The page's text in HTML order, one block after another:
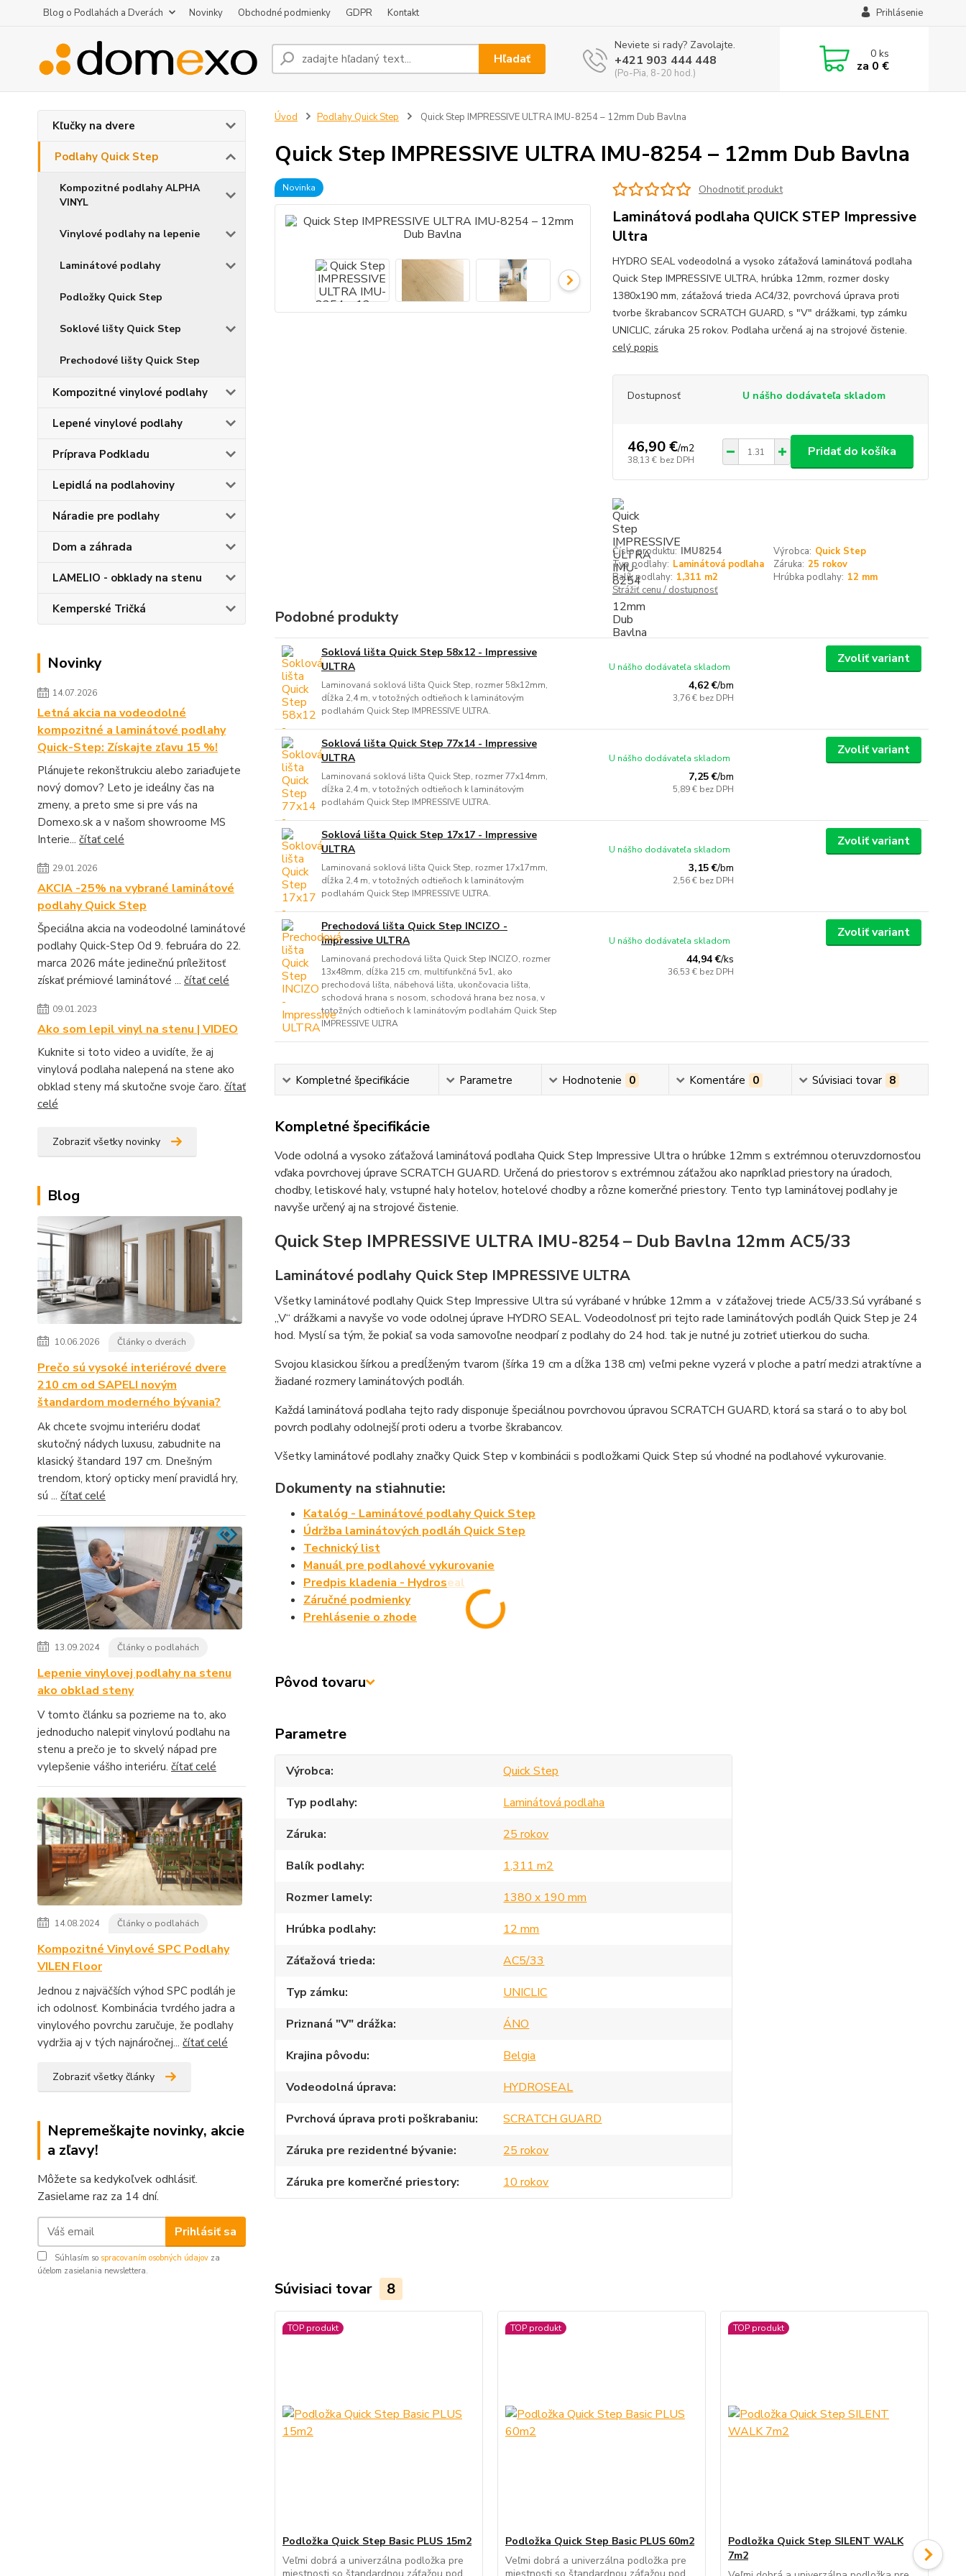
Blog o Podlahách a Dverách Novinky Obchodné podmienky GDPR Kontakt Prihlásenie
Hľadať
Neviete si rady? Zavolajte.
+421 903 444 448
(Po-Pia, 8-20 hod.)
0ks
za 0 €
Kľučky na dvere
Podlahy Quick Step
Kompozitné podlahy ALPHA
VINYL
Vinylové podlahy na lepenie
Laminátové podlahy
Podložky Quick Step
Soklové lišty Quick Step
Prechodové lišty Quick Step
Kompozitné vinylové podlahy
Lepené vinylové podlahy
Príprava Podkladu
Lepidlá na podlahoviny
Náradie pre podlahy
Dom a záhrada
LAMELIO - obklady na stenu
Kemperské Tričká
Novinky
14.07.2026
Letná akcia na vodeodolné
kompozitné a laminátové podlahy
Quick-Step: Získajte zľavu 15 %!
Plánujete rekonštrukciu alebo zariaďujete
nový domov? Leto je ideálny čas na
zmeny, a preto sme si pre vás na
Domexo.sk a v našom showroome MS
Interie... čítať celé
29.01.2026
AKCIA -25% na vybrané laminátové
podlahy Quick Step
Špeciálna akcia na vodeodolné laminátové
podlahy Quick-Step Od 9. februára do 22.
marca 2026 máte jedinečnú príležitosť
získať prémiové laminátové ... čítať celé
09.01.2023
Ako som lepil vinyl na stenu | VIDEO
Kuknite si toto video a uvidíte, že aj
vinylová podlaha nalepená na stene ako
obklad steny má skutočne svoje čaro. čítať
celé
Zobraziť všetky novinky
Blog
10.06.2026 Články o dverách
Prečo sú vysoké interiérové dvere
210 cm od SAPELI novým
štandardom moderného bývania?
Ak chcete svojmu interiéru dodať
skutočný nádych luxusu, zabudnite na
klasický štandard 197 cm. Dnešným
trendom, ktorý opticky mení pravidlá hry,
sú ... čítať celé
13.09.2024 Články o podlahách
Lepenie vinylovej podlahy na stenu
ako obklad steny
V tomto článku sa pozrieme na to, ako
jednoducho nalepiť vinylovú podlahu na
stenu a prečo je to skvelý nápad pre
vylepšenie vášho interiéru. čítať celé
14.08.2024 Články o podlahách
Kompozitné Vinylové SPC Podlahy
VILEN Floor
Jednou z najväčších výhod SPC podláh je
ich odolnosť. Kombinácia tvrdého jadra a
vinylového povrchu zaručuje, že podlahy
vydržia aj v tých najnáročnej... čítať celé
Zobraziť všetky články
Nepremeškajte novinky, akcie
a zľavy!
Môžete sa kedykoľvek odhlásiť.
Zasielame raz za 14 dní.
Prihlásiť sa
Súhlasím so spracovaním osobných údajov za
účelom zasielania newslettera.
Úvod Podlahy Quick Step Quick Step IMPRESSIVE ULTRA IMU-8254 – 12mm Dub Bavlna
Quick Step IMPRESSIVE ULTRA IMU-8254 – 12mm Dub Bavlna
Novinka Ohodnotiť produkt
Laminátová podlaha QUICK STEP Impressive
Ultra
HYDRO SEAL vodeodolná a vysoko záťažová laminátová podlaha
Quick Step IMPRESSIVE ULTRA, hrúbka 12mm, rozmer dosky
1380x190 mm, záťažová trieda AC4/32, povrchová úprava proti
tvorbe škrabancov SCRATCH GUARD, s "V" drážkami, typ zámku
UNICLIC, záruka 25 rokov. Podlaha určená aj na strojové čistenie.
celý popis
Dostupnosť U nášho dodávateľa skladom
46,90 €/m2
38,13 € bez DPH
Pridať do košíka
Číslo produktu: IMU8254 Výrobca: Quick Step
Typ podlahy: Laminátová podlaha Záruka: 25 rokov
Balík podlahy: 1,311 m2 Hrúbka podlahy: 12 mm
Strážiť cenu / dostupnosť
Podobné produkty
Soklová lišta Quick Step 58x12 - Impressive
ULTRA
Laminovaná soklová lišta Quick Step, rozmer 58x12mm,
dĺžka 2,4 m, v totožných odtieňoch k laminátovým
podlahám Quick Step IMPRESSIVE ULTRA.
4,62 €/bm
3,76 € bez DPH
U nášho dodávateľa skladom
Zvoliť variant
Soklová lišta Quick Step 77x14 - Impressive
ULTRA
Laminovaná soklová lišta Quick Step, rozmer 77x14mm,
dĺžka 2,4 m, v totožných odtieňoch k laminátovým
podlahám Quick Step IMPRESSIVE ULTRA.
7,25 €/bm
5,89 € bez DPH
U nášho dodávateľa skladom
Zvoliť variant
Soklová lišta Quick Step 17x17 - Impressive
ULTRA
Laminovaná soklová lišta Quick Step, rozmer 17x17mm,
dĺžka 2,4 m, v totožných odtieňoch k laminátovým
podlahám Quick Step IMPRESSIVE ULTRA.
3,15 €/bm
2,56 € bez DPH
U nášho dodávateľa skladom
Zvoliť variant
Prechodová lišta Quick Step INCIZO -
Impressive ULTRA
Laminovaná prechodová lišta Quick Step INCIZO, rozmer
13x48mm, dĺžka 215 cm, multifunkčná 5v1, ako
prechodová lišta, nábehová lišta, ukončovacia lišta,
schodová hrana s nosom, schodová hrana bez nosa, v
totožných odtieňoch k laminátovým podlahám Quick Step
IMPRESSIVE ULTRA
44,94 €/ks
36,53 € bez DPH
U nášho dodávateľa skladom
Zvoliť variant
Kompletné špecifikácie Parametre Hodnotenie 0 Komentáre 0 Súvisiaci tovar 8
Kompletné špecifikácie
Vode odolná a vysoko záťažová laminátová podlaha Quick Step Impressive Ultra o hrúbke 12mm s extrémnou oteruvzdornosťou
vďaka povrchovej úprave SCRATCH GUARD. Určená do priestorov s extrémnou záťažou ako napríklad priestory na úradoch,
chodby, letiskové haly, vstupné haly hotelov, hotelové chodby a rôzne komerčné priestory. Tento typ laminátovej podlahy je
navyše určený aj na strojové čistenie.
Quick Step IMPRESSIVE ULTRA IMU-8254 – Dub Bavlna 12mm AC5/33
Laminátové podlahy Quick Step IMPRESSIVE ULTRA
Všetky laminátové podlahy Quick Step Impressive Ultra sú vyrábané v hrúbke 12mm a v záťažovej triede AC5/33.Sú vyrábané s
„V“ drážkami a navyše vo vode odolnej úprave HYDRO SEAL. Vodeodolnosť pri tejto rade laminátových podláh Quick Step je 24
hod. Myslí sa tým, že pokiaľ sa voda samovoľne neodparí z podlahy do 24 hod. tak je nutné ju zotrieť utierkou do sucha.
Svojou klasickou šírkou a predĺženým tvarom (šírka 19 cm a dĺžka 138 cm) veľmi pekne vyzerá v ploche a patrí medzi atraktívne a
žiadané rozmery laminátových podláh.
Každá laminátová podlaha tejto rady disponuje špeciálnou povrchovou úpravou SCRATCH GUARD, ktorá sa stará o to aby bol
povrch podlahy odolnejší proti oderu a tvorbe škrabancov.
Všetky laminátové podlahy značky Quick Step v kombinácii s podložkami Quick Step sú vhodné na podlahové vykurovanie.
Dokumenty na stiahnutie:
Katalóg - Laminátové podlahy Quick Step
Údržba laminátových podláh Quick Step
Technický list
Manuál pre podlahové vykurovanie
Predpis kladenia - Hydroseal
Záručné podmienky
Prehlásenie o zhode
Pôvod tovaru
Parametre
Výrobca
Quick Step
Typ podlahy
Laminátová podlaha
Záruka
25 rokov
Balík podlahy
1,311 m2
Rozmer lamely
1380 x 190 mm
Hrúbka podlahy
12 mm
Záťažová trieda
AC5/33
Typ zámku
UNICLIC
Priznaná "V" drážka
ÁNO
Krajina pôvodu
Belgia
Vodeodolná úprava
HYDROSEAL
Pvrchová úprava proti poškrabaniu
SCRATCH GUARD
Záruka pre rezidentné bývanie
25 rokov
Záruka pre komerčné priestory
10 rokov
Súvisiaci tovar 8
TOP produkt
Podložka Quick Step Basic PLUS 15m2
Veľmi dobrá a univerzálna podložka pre
TOP produkt
Podložka Quick Step Basic PLUS 60m2
Veľmi dobrá a univerzálna podložka pre
TOP produkt
Podložka Quick Step SILENT WALK
7m2